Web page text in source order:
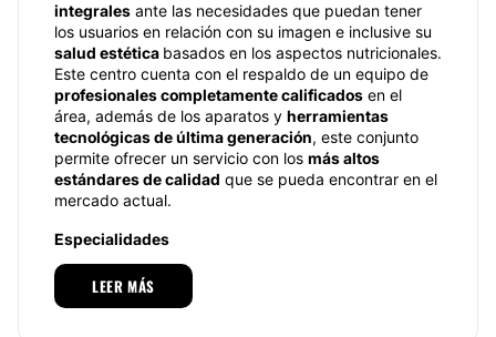
integrales ante las necesidades que puedan tener
los usuarios en relación con su imagen e inclusive su
salud estética basados en los aspectos nutricionales.
Este centro cuenta con el respaldo de un equipo de
profesionales completamente calificados en el
área, además de los aparatos y herramientas
tecnológicas de última generación, este conjunto
permite ofrecer un servicio con los más altos
estándares de calidad que se pueda encontrar en el
mercado actual.
Especialidades
Pensando en las necesidades de las personas
centro ha diseñado una amplia gama de servicios
LEER MÁS